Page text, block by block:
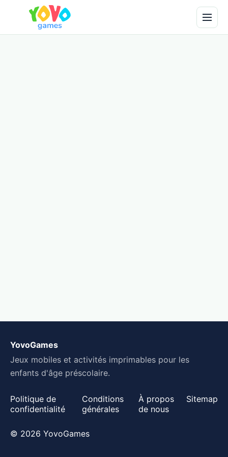
YovoGames
Jeux mobiles et activités imprimables pour les
enfants d'âge préscolaire.
Politique de
confidentialité
Conditions
générales
À propos
de nous
Sitemap
© 2026 YovoGames